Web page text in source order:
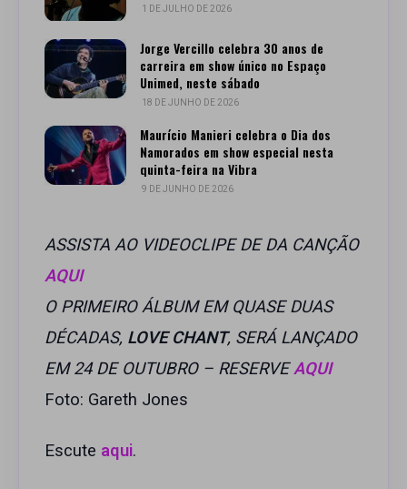
1 DE JULHO DE 2026
Jorge Vercillo celebra 30 anos de
carreira em show único no Espaço
Unimed, neste sábado
18 DE JUNHO DE 2026
Maurício Manieri celebra o Dia dos
Namorados em show especial nesta
quinta-feira na Vibra
9 DE JUNHO DE 2026
ASSISTA AO VIDEOCLIPE DE DA CANÇÃO
AQUI
O PRIMEIRO ÁLBUM EM QUASE DUAS
DÉCADAS, LOVE CHANT, SERÁ LANÇADO
EM 24 DE OUTUBRO – RESERVEAQUI
Foto: Gareth Jones
Escute aqui.